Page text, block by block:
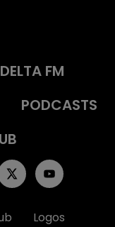
DELTA FM
PODCASTS
Logos